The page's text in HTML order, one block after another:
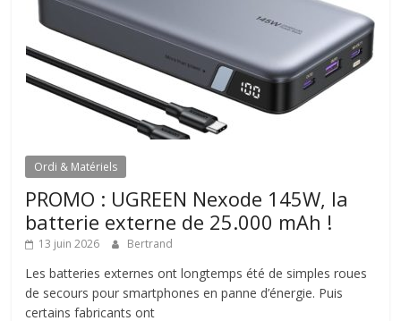
Ordi & Matériels
PROMO : UGREEN Nexode 145W, la
batterie externe de 25.000 mAh !
13 juin 2026 Bertrand
Les batteries externes ont longtemps été de simples roues
de secours pour smartphones en panne d’énergie. Puis
certains fabricants ont